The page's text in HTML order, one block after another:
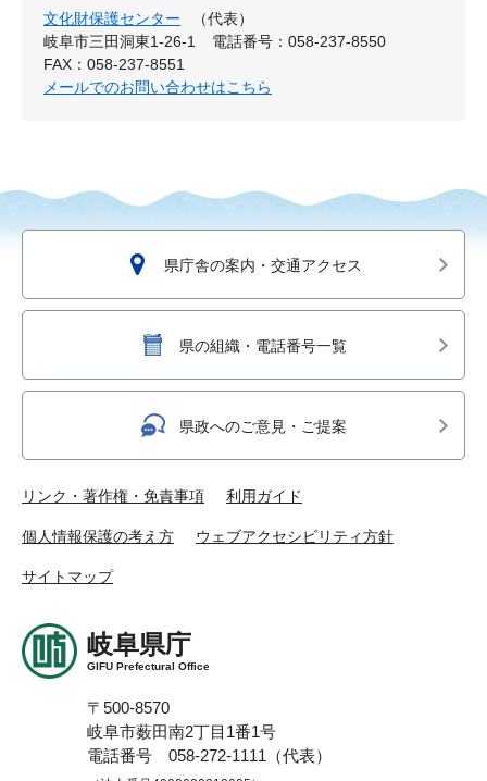
文化財保護センター
（代表）
岐阜市三田洞東1-26-1
電話番号：058-237-8550
FAX：058-237-8551
メールでのお問い合わせはこちら
県庁舎の案内・交通アクセス
県の組織・電話番号一覧
県政へのご意見・ご提案
リンク・著作権・免責事項 利用ガイド
個人情報保護の考え方 ウェブアクセシビリティ方針
サイトマップ
岐阜県庁
GIFU Prefectural Office
〒500-8570
岐阜市薮田南2丁目1番1号
電話番号 058-272-1111（代表）